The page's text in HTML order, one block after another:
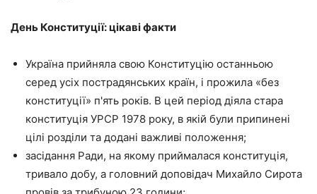
День Конституції: цікаві факти
Україна прийняла свою Конституцію останньою
серед усіх пострадянських країн, і прожила «без
конституції» п'ять років. В цей період діяла стара
конституція УРСР 1978 року, в якій були припинені
цілі розділи та додані важливі положення;
засідання Ради, на якому приймалася конституція,
тривало добу, а головний доповідач Михайло Сирота